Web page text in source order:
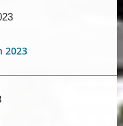
2023